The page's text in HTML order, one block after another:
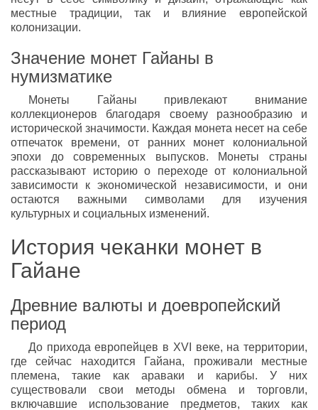
местные традиции, так и влияние европейской
колонизации.
Значение монет Гайаны в
нумизматике
Монеты Гайаны привлекают внимание
коллекционеров благодаря своему разнообразию и
исторической значимости. Каждая монета несет на себе
отпечаток времени, от ранних монет колониальной
эпохи до современных выпусков. Монеты страны
рассказывают историю о переходе от колониальной
зависимости к экономической независимости, и они
остаются важными символами для изучения
культурных и социальных изменений.
История чеканки монет в
Гайане
Древние валюты и доевропейский
период
До прихода европейцев в XVI веке, на территории,
где сейчас находится Гайана, проживали местные
племена, такие как араваки и карибы. У них
существовали свои методы обмена и торговли,
включавшие использование предметов, таких как